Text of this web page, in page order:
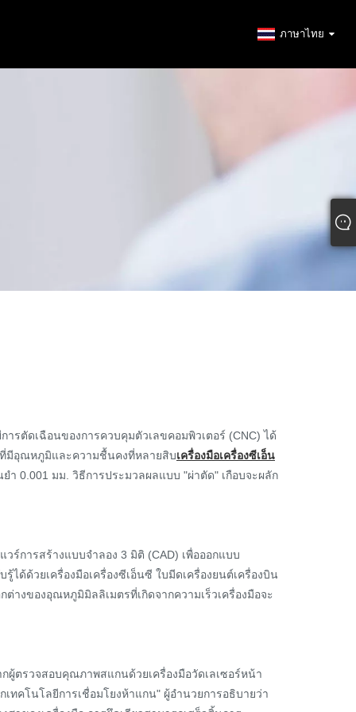
ภาษาไทย
ารตัดเฉือนของการควบคุมตัวเลขคอมพิวเตอร์ (CNC) ได้
ที่มีอุณหภูมิและความชื้นคงที่หลายสิบเครื่องมือเครื่องซีเอ็น
0.001 มม. วิธีการประมวลผลแบบ "ผ่าตัด" เกือบจะผลัก
การสร้างแบบจำลอง 3 มิติ (CAD) เพื่อออกแบบ
ด้ด้วยเครื่องมือเครื่องซีเอ็นซี ใบมีดเครื่องยนต์เครื่องบิน
งของอุณหภูมิมิลลิเมตรที่เกิดจากความเร็วเครื่องมือจะ
ผู้ตรวจสอบคุณภาพสแกนด้วยเครื่องมือวัดเลเซอร์หน้า
ทคโนโลยีการเชื่อมโยงห้าแกน" ผู้อำนวยการอธิบายว่า